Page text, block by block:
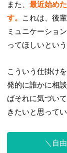
また、最近始め
す。
これは、後
ミュニケーショ
ってほしいとい
こういう仕掛け
発的に誰かに相
ばそれに気づい
きたいと思ってい
自